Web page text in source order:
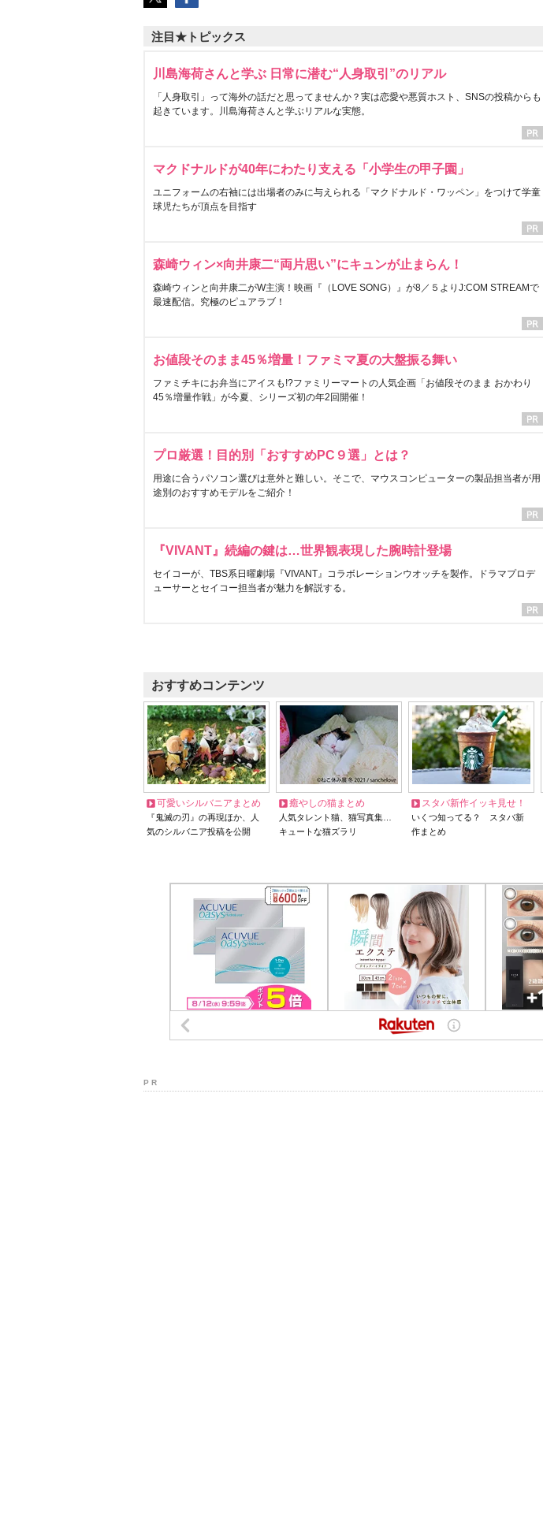
注目★トピックス
川島海荷さんと学ぶ 日常に潜む“人身取引”のリアル
「人身取引」って海外の話だと思ってませんか？実は恋愛や悪質ホスト、SNSの投稿からも
起きています。川島海荷さんと学ぶリアルな実態。
マクドナルドが40年にわたり支える「小学生の甲子園」
ユニフォームの右袖には出場者のみに与えられる「マクドナルド・ワッペン」をつけて学童
球児たちが頂点を目指す
森崎ウィン×向井康二“両片思い”にキュンが止まらん！
森崎ウィンと向井康二がW主演！映画『（LOVE SONG）』が8／５よりJ:COM STREAMで
最速配信。究極のピュアラブ！
お値段そのまま45％増量！ファミマ夏の大盤振る舞い
ファミチキにお弁当にアイスも!?ファミリーマートの人気企画「お値段そのまま おかわり
45％増量作戦」が今夏、シリーズ初の年2回開催！
プロ厳選！目的別「おすすめPC９選」とは？
用途に合うパソコン選びは意外と難しい。そこで、マウスコンピューターの製品担当者が用
途別のおすすめモデルをご紹介！
『VIVANT』続編の鍵は…世界観表現した腕時計登場
セイコーが、TBS系日曜劇場『VIVANT』コラボレーションウオッチを製作。ドラマプロデ
ューサーとセイコー担当者が魅力を解説する。
おすすめコンテンツ
可愛いシルバニアまとめ
『鬼滅の刃』の再現ほか、人
気のシルバニア投稿を公開
癒やしの猫まとめ
人気タレント猫、猫写真集…
キュートな猫ズラリ
スタバ新作イッキ見せ！
いくつ知ってる？ スタバ新
作まとめ
P R